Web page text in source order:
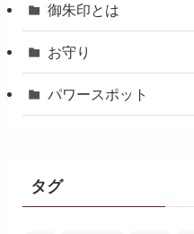
御朱印とは
お守り
パワースポット
タグ